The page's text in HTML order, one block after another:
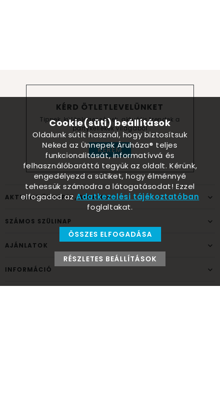
KÉRD ÖTLETLEVELÜNKET
Tippek, különlegességek, aktuális trendek a
partykellékek világából
KÉREM
AKTUÁLIS ÜNNEPEK, ALKALMAK
SZÁMOS SZÜLINAP
AJÁNLATOK
INFORMÁCIÓ
Cookie(süti) beállítások
Oldalunk sütit használ, hogy biztosítsuk
Neked az Ünnepek Áruháza® teljes
funkcionalitását, informatívvá és
felhasználóbaráttá tegyük az oldalt. Kérünk,
engedélyezd a sütiket, hogy élménnyé
tehessük számodra a látogatásodat! Ezzel
elfogadod azAdatkezelési tájékoztatóban
foglaltakat.
ÖSSZES ELFOGADÁSA
RÉSZLETES BEÁLLÍTÁSOK